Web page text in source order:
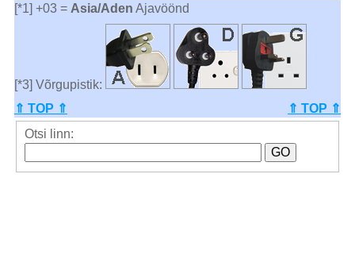
[*1] +03 = Asia/Aden Ajavöönd
[*3] Võrgupistik:
⇑ TOP ⇑
⇑ TOP ⇑
Otsi linn: